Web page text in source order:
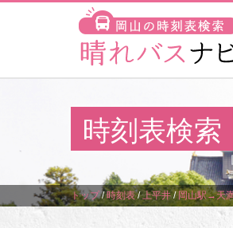
時刻表検索
トップ/時刻表/上平井/岡山駅→天